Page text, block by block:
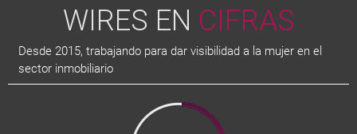
WIRES EN CIFRAS
Desde 2015, trabajando para dar visibilidad a la mujer en el
sector inmobiliario